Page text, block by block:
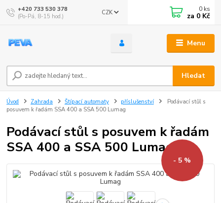
Menu
CZK
Hledat
+420 733 530 378
(Po-Pá, 8-15 hod.)
0 ks
za 0 Kč
Úvod Zahrada Štípací automaty příslušenství
Podávací stůl s
posuvem k řadám SSA 400 a SSA 500 Lumag
Podávací stůl s posuvem k řadám
SSA 400 a SSA 500 Lumag
- 5 %